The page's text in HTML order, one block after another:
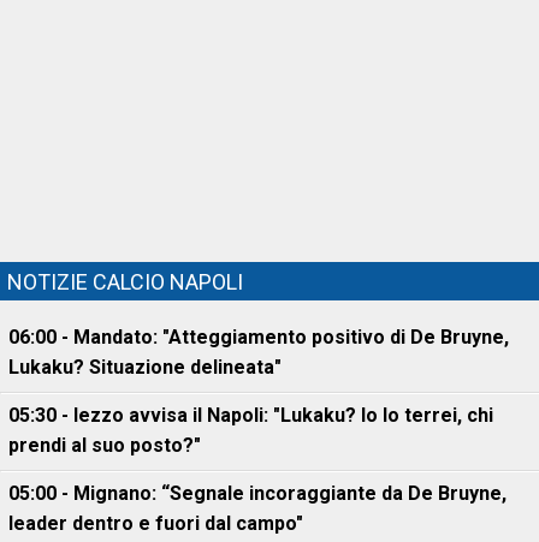
NOTIZIE CALCIO NAPOLI
06:00 - Mandato: "Atteggiamento positivo di De Bruyne,
Lukaku? Situazione delineata"
05:30 - Iezzo avvisa il Napoli: "Lukaku? Io lo terrei, chi
prendi al suo posto?"
05:00 - Mignano: “Segnale incoraggiante da De Bruyne,
leader dentro e fuori dal campo"